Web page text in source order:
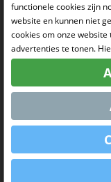
Indoorhal Hangar7
RC Driften
RC Bangers
Fun and Friends
Sociale Media
Powered By
functionele cookies zijn
website en kunnen niet
cookies om onze
advertenties te tonen.